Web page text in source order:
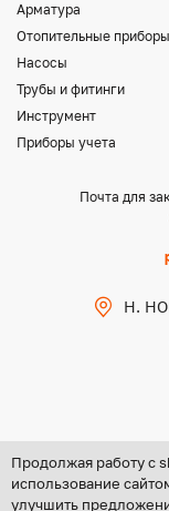
Арматура
Отопительные приборы
Насосы
Трубы и фитинги
Инструмент
Приборы учета
Почта для
Н.
Продолжая работу с
использование
улучшить